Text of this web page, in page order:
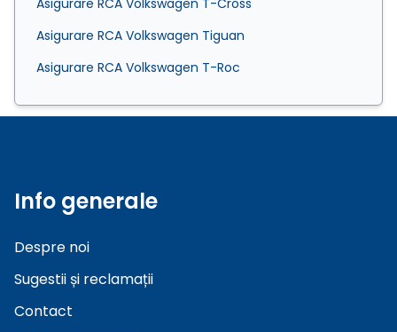
Asigurare RCA Volkswagen T-Cross
Asigurare RCA Volkswagen Tiguan
Asigurare RCA Volkswagen T-Roc
Info generale
Despre noi
Sugestii și reclamații
Contact